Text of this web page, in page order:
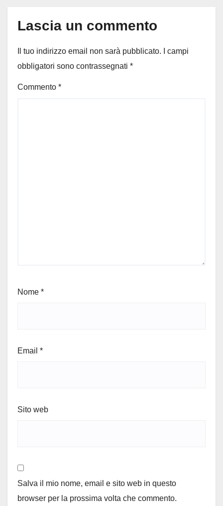
Lascia un commento
Il tuo indirizzo email non sarà pubblicato.
I campi
obbligatori sono contrassegnati *
Commento *
Nome *
Email *
Sito web
Salva il mio nome, email e sito web in questo
browser per la prossima volta che commento.